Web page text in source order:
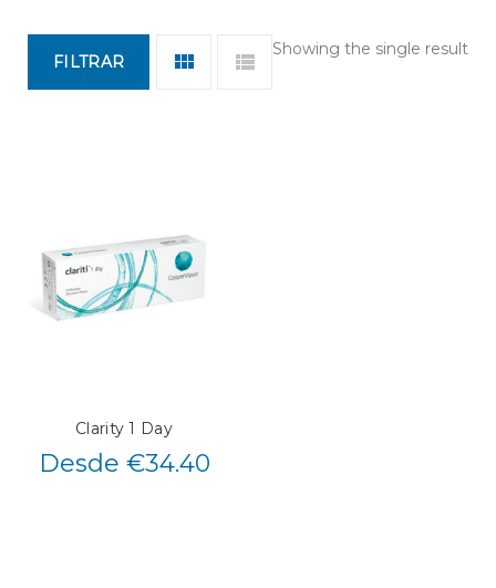
Showing the single result
FILTRAR
Clarity 1 Day
Desde €34.40